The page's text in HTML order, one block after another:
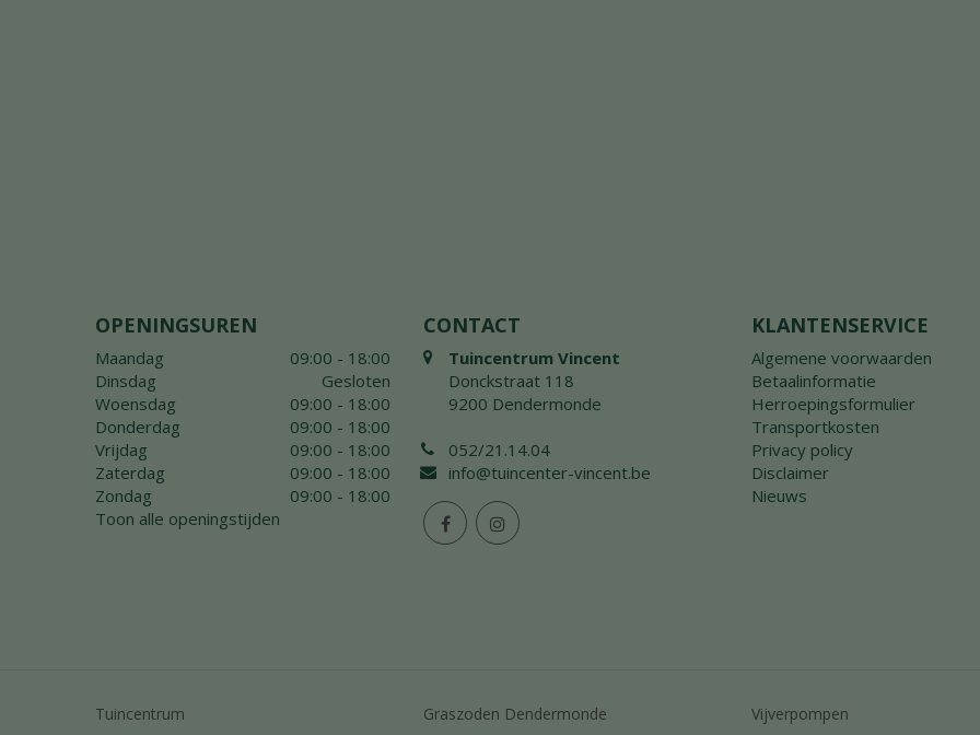
OPENINGSUREN
Maandag
09:00 - 18:00
Dinsdag
Gesloten
Woensdag
09:00 - 18:00
Donderdag
09:00 - 18:00
Vrijdag
09:00 - 18:00
Zaterdag
09:00 - 18:00
Zondag
09:00 - 18:00
Toon alle openingstijden
CONTACT
Tuincentrum Vincent
Donckstraat 118
9200 Dendermonde
052/21.14.04
info@tuincenter-vincent.be
KLANTENSERVICE
Algemene voorwaarden
Betaalinformatie
Herroepingsformulier
Transportkosten
Privacy policy
Disclaimer
Nieuws
Tuincentrum
Graszoden Dendermonde
Vijverpompen